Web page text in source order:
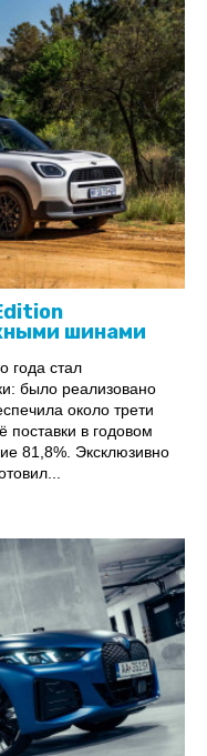
шинами
года стал
было реализовано
около трети
поставки в годовом
81,8%. Эксклюзивно